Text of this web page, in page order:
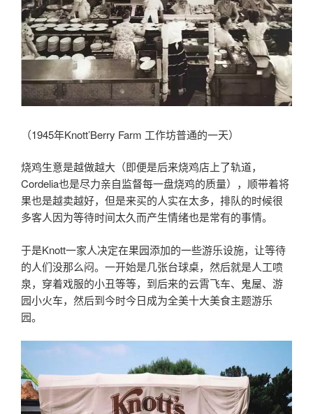
（1945年Knott’Berry Farm 工作坊普通的一天）
烧鸡生意是越做越大（即便是后来烧鸡店上了轨道，
Cordelia也是尽力亲自监督每一盘烧鸡的质量），顺带着将
果也是越卖越好，但是来买的人实在太多，排队的时候很
多客人因为等待时间太久而产生情绪也是常有的事情。
于是Knott一家人决定在果园添加的一些游乐设施，让等待
的人们没那么闷。一开始是几张台球桌，然后就是人工喷
泉，穿着戏服的小丑等等，到后来的云霄飞车、鬼屋、游
园小火车，然后到今时今日成为全美十大美食主题游乐
园。